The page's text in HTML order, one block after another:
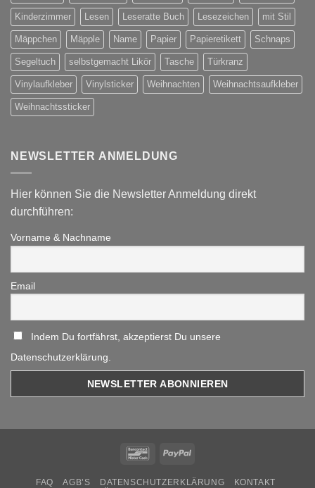
Kinderzimmer Lesen Leseratte Buch Lesezeichen mit Stil
Mäppchen Mäpple Name Papier Papieretikett Schnaps
Segeltuch selbstgemacht Likör Tasche Türkranz
Vinylaufkleber Vinylsticker Weihnachten Weihnachtsaufkleber
Weihnachtssticker
NEWSLETTER ANMELDUNG
Hier können Sie die Newsletter Anmeldung direkt
durchführen:
Vorname & Nachname
Email
Indem Du fortfährst, akzeptierst Du unsere
Datenschutzerklärung.
BancontactPayPal
FAQ AGB’S DATENSCHUTZERKLÄRUNG
KONTAKT